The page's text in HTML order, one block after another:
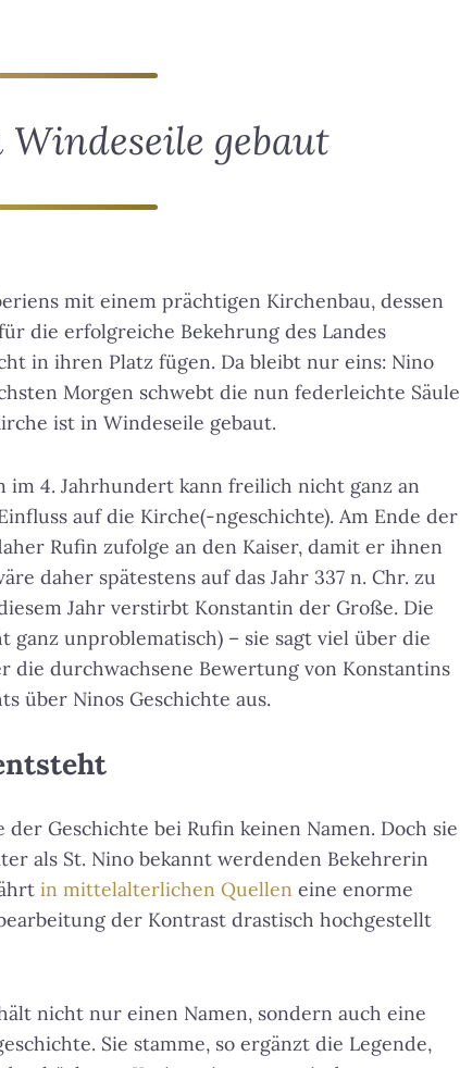
gebaut
mit einem prächtigen Kirchenbau, dessen
die erfolgreiche Bekehrung des Landes
in ihren Platz fügen. Da bleibt nur eins: Nino
Morgen schwebt die nun federleichte Säule
ist in Windeseile gebaut.
4. Jahrhundert kann freilich nicht ganz an
auf die Kirche(-ngeschichte). Am Ende der
Rufin zufolge an den Kaiser, damit er ihnen
daher spätestens auf das Jahr 337 n. Chr. zu
Jahr verstirbt Konstantin der Große. Die
unproblematisch) – sie sagt viel über die
die durchwachsene Bewertung von Konstantins
über Ninos Geschichte aus.
Geschichte bei Rufin keinen Namen. Doch sie
als St. Nino bekannt werdenden Bekehrerin
in mittelalterlichen Quellen eine enorme
der Kontrast drastisch hochgestellt
nicht nur einen Namen, sondern auch eine
Sie stamme, so ergänzt die Legende,